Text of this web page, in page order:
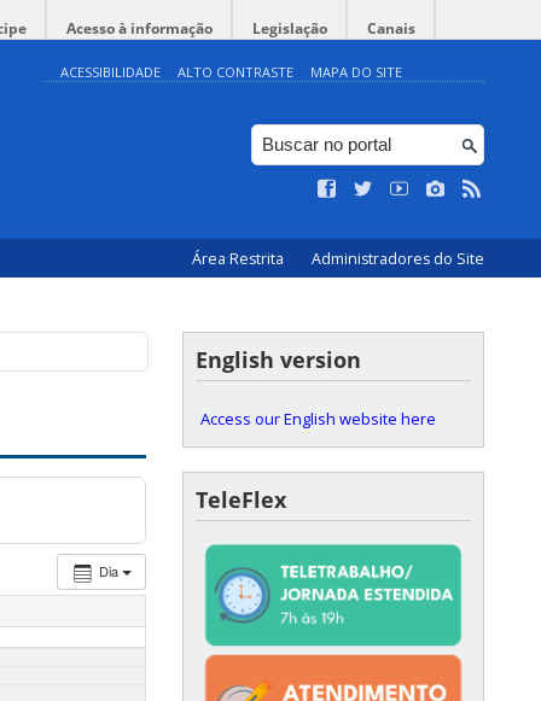
Acesso à informação Legislação Canais
ACESSIBILIDADE ALTO CONTRASTE MAPA DO SITE
Área Restrita Administradores do Site
Dia
English version
Access our English website here
TeleFlex